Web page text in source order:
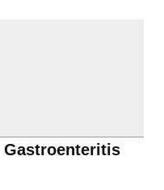
Gastroenteritis